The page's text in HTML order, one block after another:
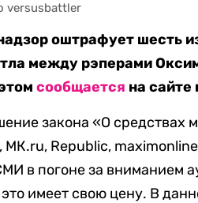
versusbattler
оштрафует шесть
между рэперами
сообщается на сайте
закона «О
МК.ru, Republic,
в погоне за вниманием
имеет свою цену. В